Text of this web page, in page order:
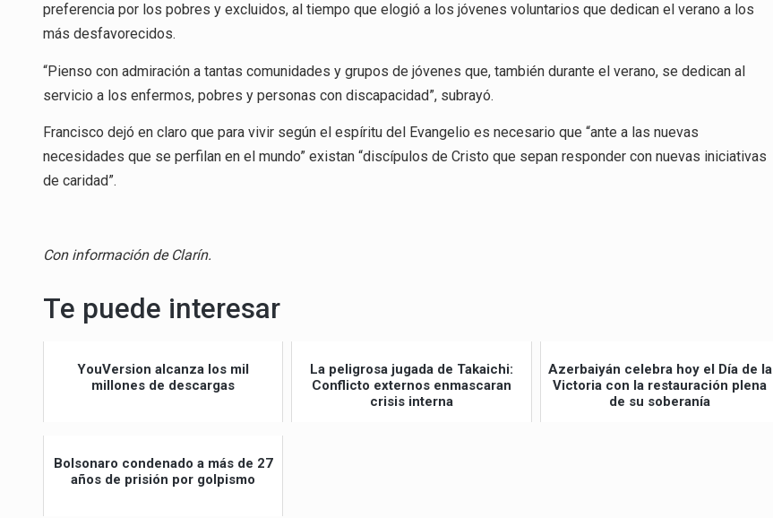
preferencia por los pobres y excluidos, al tiempo que elogió a los jóvenes voluntarios que dedican el verano a los
más desfavorecidos.
“Pienso con admiración a tantas comunidades y grupos de jóvenes que, también durante el verano, se dedican al
servicio a los enfermos, pobres y personas con discapacidad”, subrayó.
Francisco dejó en claro que para vivir según el espíritu del Evangelio es necesario que “ante a las nuevas
necesidades que se perfilan en el mundo” existan “discípulos de Cristo que sepan responder con nuevas iniciativas
de caridad”.
Con información de Clarín.
Te puede interesar
YouVersion alcanza los mil
millones de descargas
La peligrosa jugada de Takaichi:
Conflicto externos enmascaran
crisis interna
Azerbaiyán celebra hoy el Día de la
Victoria con la restauración plena
de su soberanía
Bolsonaro condenado a más de 27
años de prisión por golpismo